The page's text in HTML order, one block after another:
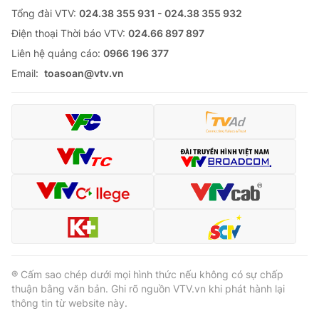
Tổng đài VTV: 024.38 355 931 - 024.38 355 932
Ðiện thoại Thời báo VTV: 024.66 897 897
Liên hệ quảng cáo: 0966 196 377
Email: toasoan@vtv.vn
® Cấm sao chép dưới mọi hình thức nếu không có sự chấp
thuận bằng văn bản. Ghi rõ nguồn VTV.vn khi phát hành lại
thông tin từ website này.